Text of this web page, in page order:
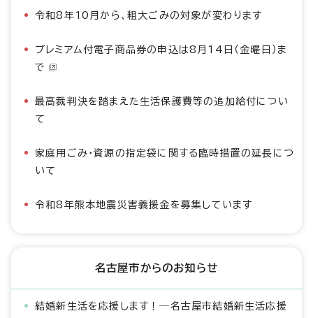
令和8年10月から、粗大ごみの対象が変わります
プレミアム付電子商品券の申込は8月14日（金曜日）ま
で
最高裁判決を踏まえた生活保護費等の追加給付につい
て
家庭用ごみ・資源の指定袋に関する臨時措置の延長につ
いて
令和8年熊本地震災害義援金を募集しています
名古屋市からのお知らせ
結婚新生活を応援します！―名古屋市結婚新生活応援